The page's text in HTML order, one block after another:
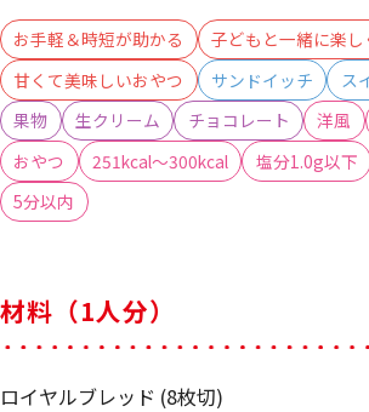
お手軽＆時短が助かる
子どもと一緒に楽し
甘くて美味しいおやつ
サンドイッチ ス
果物
生クリーム チョコレート 洋風
おやつ
251kcal～300kcal 塩分1.0g以下
5分以内
材料（1人分）
ロイヤルブレッド (8枚切)